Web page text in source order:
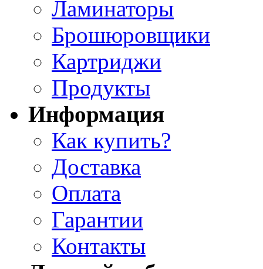
Ламинаторы
Брошюровщики
Картриджи
Продукты
Информация
Как купить?
Доставка
Оплата
Гарантии
Контакты